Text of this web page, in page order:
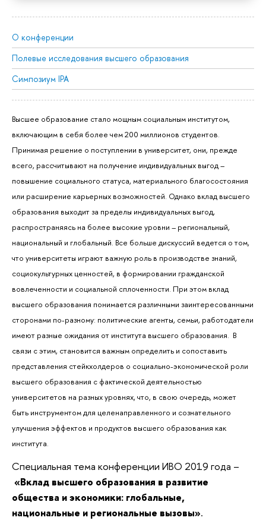
О конференции
Полевые исследования высшего образования
Симпозиум IPA
Высшее образование стало мощным социальным институтом,
включающим в себя более чем 200 миллионов студентов.
Принимая решение о поступлении в университет, они, прежде
всего, рассчитывают на получение индивидуальных выгод –
повышение социального статуса, материального благосостояния
или расширение карьерных возможностей. Однако вклад высшего
образования выходит за пределы индивидуальных выгод,
распространяясь на более высокие уровни – региональный,
национальный и глобальный. Все больше дискуссий ведется о том,
что университеты играют важную роль в производстве знаний,
социокультурных ценностей, в формировании гражданской
вовлеченности и социальной сплоченности. При этом вклад
высшего образования понимается различными заинтересованными
сторонами по-разному: политические агенты, семьи, работодатели
имеют разные ожидания от института высшего образования. В
связи с этим, становится важным определить и сопоставить
представления стейкхолдеров о социально-экономической роли
высшего образования с фактической деятельностью
университетов на разных уровнях, что, в свою очередь, может
быть инструментом для целенаправленного и сознательного
улучшения эффектов и продуктов высшего образования как
института.
Специальная тема конференции ИВО 2019 года –
«Вклад высшего образования в развитие
общества и экономики: глобальные,
национальные и региональные вызовы».